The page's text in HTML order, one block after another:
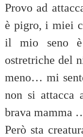
Provo ad
è pigro, i miei
il mio seno è
ostretriche del
meno… mi
non si attacca
brava mamma
Però sta